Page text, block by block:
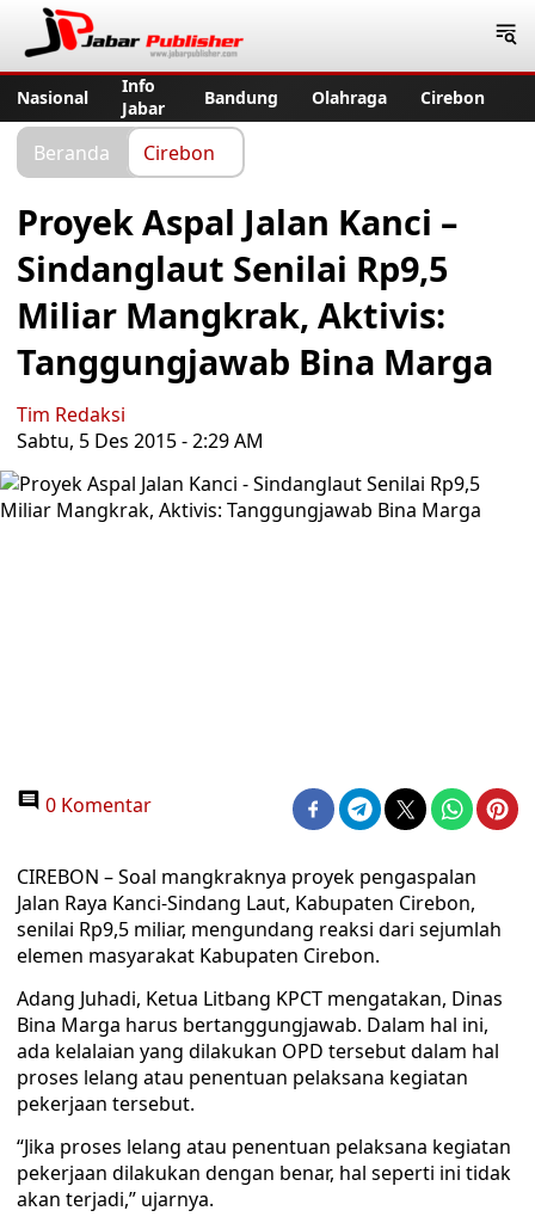
Nasional
Info
Jabar
Bandung Olahraga Cirebon
Beranda Cirebon
Proyek Aspal Jalan Kanci –
Sindanglaut Senilai Rp9,5
Miliar Mangkrak, Aktivis:
Tanggungjawab Bina Marga
Tim Redaksi
Sabtu, 5 Des 2015 - 2:29 AM
0 Komentar
CIREBON – Soal mangkraknya proyek pengaspalan
Jalan Raya Kanci-Sindang Laut, Kabupaten Cirebon,
senilai Rp9,5 miliar, mengundang reaksi dari sejumlah
elemen masyarakat Kabupaten Cirebon.
Adang Juhadi, Ketua Litbang KPCT mengatakan, Dinas
Bina Marga harus bertanggungjawab. Dalam hal ini,
ada kelalaian yang dilakukan OPD tersebut dalam hal
proses lelang atau penentuan pelaksana kegiatan
pekerjaan tersebut.
“Jika proses lelang atau penentuan pelaksana kegiatan
pekerjaan dilakukan dengan benar, hal seperti ini tidak
akan terjadi,” ujarnya.